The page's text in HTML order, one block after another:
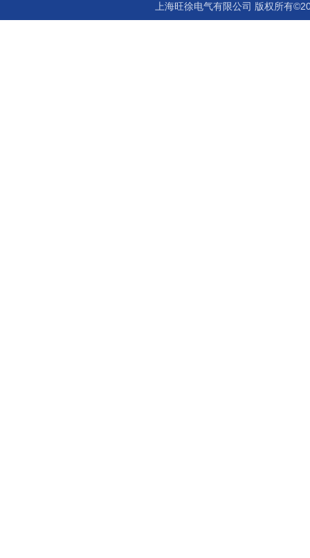
上海旺徐电气有限公司 版权所有